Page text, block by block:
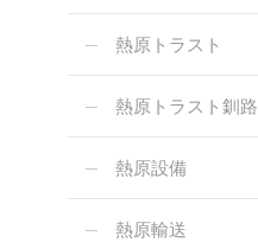
熱原トラスト
熱原トラスト釧路
熱原設備
熱原輸送